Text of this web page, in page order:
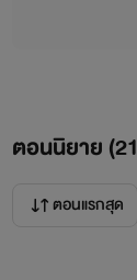
ตอนนิยาย (21
ตอนแรกสุด